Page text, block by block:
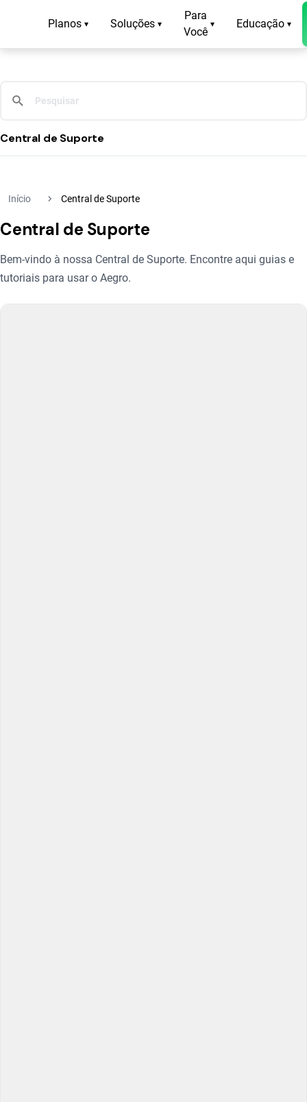
Planos ▾ Soluções ▾
Para
Você
▾ Educação ▾
Central de Suporte
Início navigate_next Central de Suporte
Central de Suporte
Bem-vindo à nossa Central de Suporte. Encontre aqui guias e
tutoriais para usar o Aegro.